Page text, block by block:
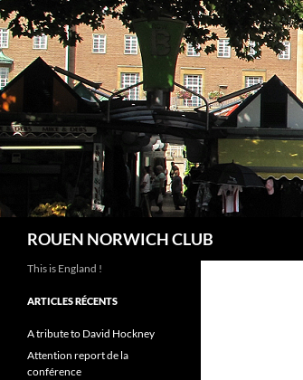
Aller
au
contenu
ROUEN NORWICH CLUB
This is England !
ARTICLES RÉCENTS
A tribute to David Hockney
Attention report de la
conférence